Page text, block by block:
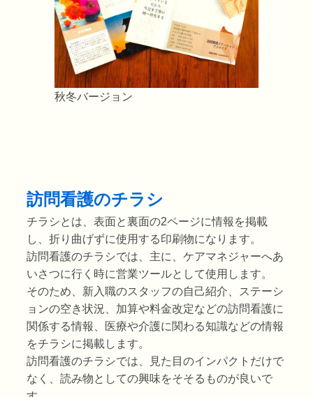
秋冬バージョン
訪問看護のチラシ
チラシとは、表面と裏面の2ページに情報を掲載
し、折り曲げずに使用する印刷物になります。
訪問看護のチラシでは、主に、ケアマネジャーへあ
いさつに行く時に営業ツールとして使用します。
そのため、新入職のスタッフの自己紹介、ステーシ
ョンの空き状況、加算や料金改定などの訪問看護に
関係する情報、医療や介護に関わる知識などの情報
をチラシに掲載します。
訪問看護のチラシでは、見た目のインパクトだけで
なく、読み物としての興味をそそるものが良いで